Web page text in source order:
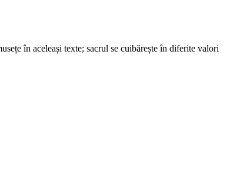
în aceleași texte; sacrul se cuibărește în diferite valori